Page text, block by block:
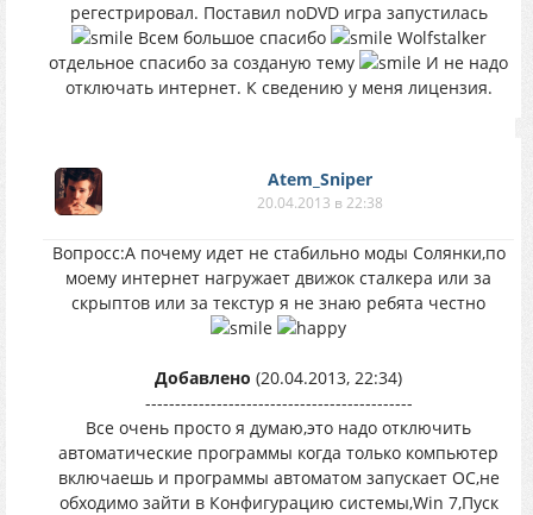
регестрировал. Поставил noDVD игра запустилась
Всем большое спасибо
Wolfstalker
отдельное спасибо за созданую тему
И не надо
отключать интернет. К сведению у меня лицензия.
Atem_Sniper
20.04.2013 в 22:38
Вопросс:А почему идет не стабильно моды Солянки,по
моему интернет нагружает движок сталкера или за
скрыптов или за текстур я не знаю ребята честно
Добавлено (20.04.2013, 22:34)
---------------------------------------------
Все очень просто я думаю,это надо отключить
автоматические программы когда только компьютер
включаешь и программы автоматом запускает ОС,не
обходимо зайти в Конфигурацию системы,Win 7,Пуск